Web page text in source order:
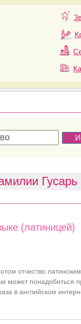
Гусарь
(латиницей)
отчество
может понадобиться
в английском